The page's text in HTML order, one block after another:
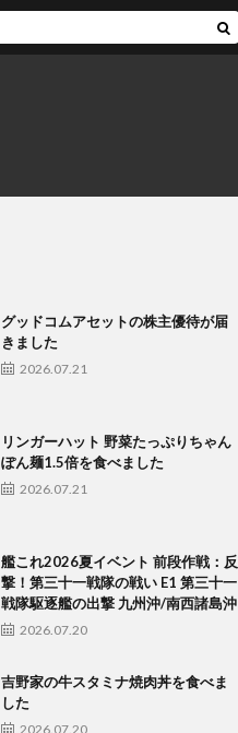
グッドコムアセットの株主優待が届
きました
2026.07.21
リンガーハット 野菜たっぷりちゃん
ぽん麺1.5倍を食べました
2026.07.21
艦これ2026夏イベント 前段作戦：反
撃！第三十一戦隊の戦い E1 第三十一
戦隊駆逐艦の出撃 九州沖/南西諸島沖
2026.07.20
吉野家の牛スタミナ焼肉丼を食べま
した
2026.07.20